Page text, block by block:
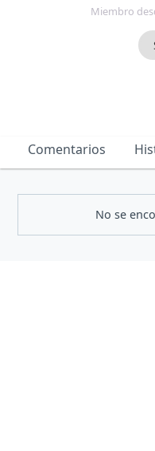
Miembro
Comentarios
No se